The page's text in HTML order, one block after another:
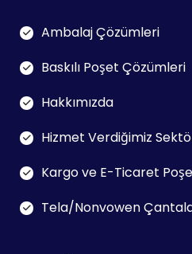
Ambalaj Çözümleri
Baskılı Poşet Çözümleri
Hakkımızda
Hizmet Verdiğimiz
Kargo ve E-Ticaret
Tela/Nonvowen